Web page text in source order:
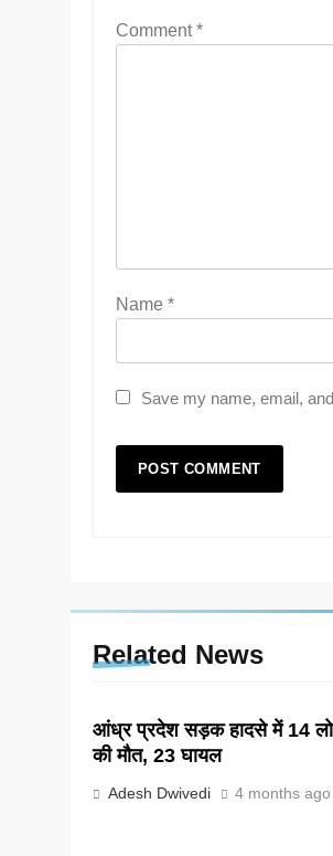
Comment*
Name *
Save my name, email,
Related News
आंध्र प्रदेश सड़क हादसे में 14
की मौत, 23 घायल
Adesh Dwivedi 4 months ago